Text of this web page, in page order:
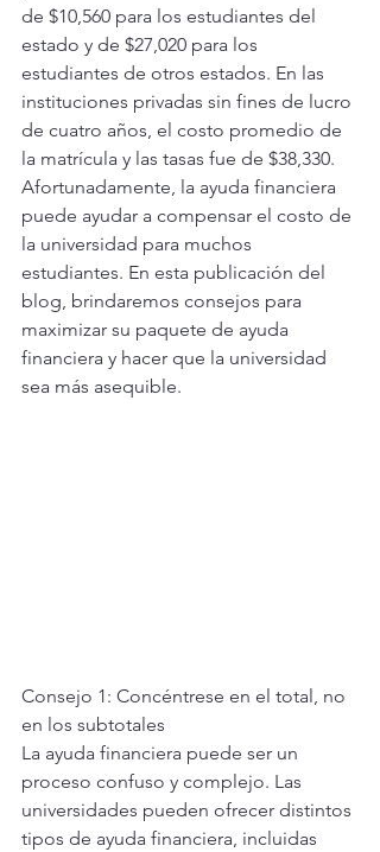
de $10,560 para los estudiantes del
estado y de $27,020 para los
estudiantes de otros estados. En las
instituciones privadas sin fines de lucro
de cuatro años, el costo promedio de
la matrícula y las tasas fue de $38,330.
Afortunadamente, la ayuda financiera
puede ayudar a compensar el costo de
la universidad para muchos
estudiantes. En esta publicación del
blog, brindaremos consejos para
maximizar su paquete de ayuda
financiera y hacer que la universidad
sea más asequible.
Consejo 1: Concéntrese en el total, no
en los subtotales
La ayuda financiera puede ser un
proceso confuso y complejo. Las
universidades pueden ofrecer distintos
tipos de ayuda financiera, incluidas